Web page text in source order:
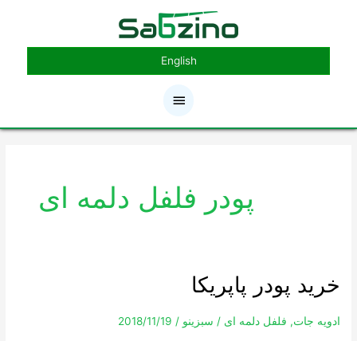
فهرست
اصلی
English
پودر فلفل دلمه ای
خرید پودر پاپریکا
ادویه جات, فلفل دلمه ای / سبزینو/
2018/11/19
خرید
پودر
پاپریکا